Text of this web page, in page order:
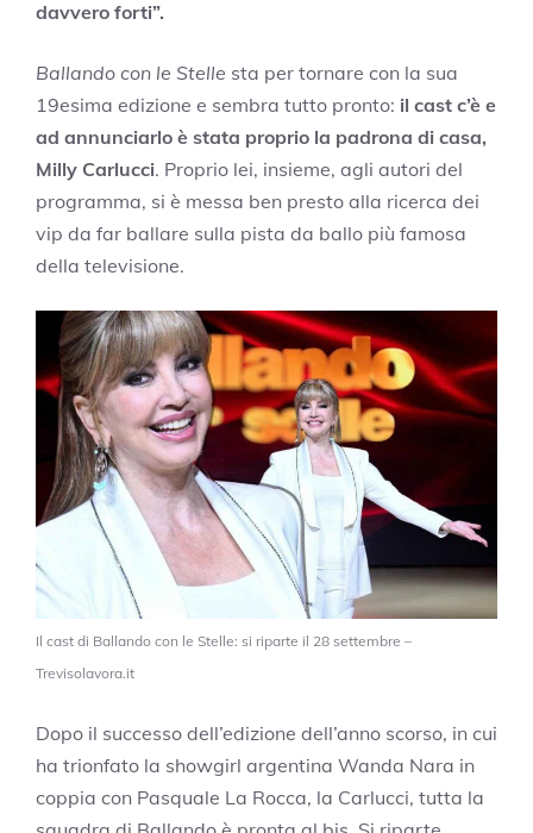
davvero forti”.
Ballando con le Stelle sta per tornare con la sua
19esima edizione e sembra tutto pronto: il cast c’è e
ad annunciarlo è stata proprio la padrona di casa,
Milly Carlucci. Proprio lei, insieme, agli autori del
programma, si è messa ben presto alla ricerca dei
vip da far ballare sulla pista da ballo più famosa
della televisione.
Il cast di Ballando con le Stelle: si riparte il 28 settembre –
Trevisolavora.it
Dopo il successo dell’edizione dell’anno scorso, in cui
ha trionfato la showgirl argentina Wanda Nara in
coppia con Pasquale La Rocca, la Carlucci, tutta la